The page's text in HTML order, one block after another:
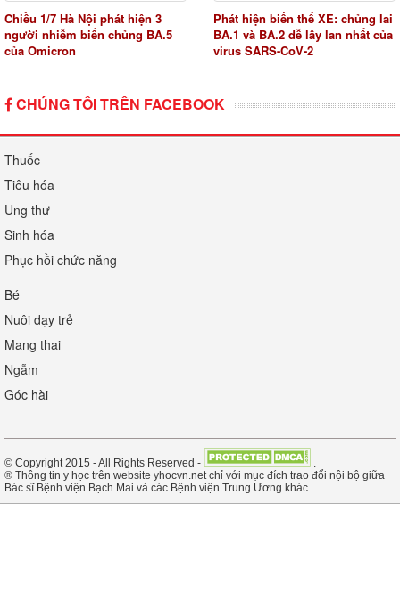
Chiều 1/7 Hà Nội phát hiện 3
người nhiễm biến chủng BA.5
của Omicron
Phát hiện biến thể XE: chủng lai
BA.1 và BA.2 dễ lây lan nhất của
virus SARS-CoV-2
CHÚNG TÔI TRÊN FACEBOOK
Thuốc
Tiêu hóa
Ung thư
Sinh hóa
Phục hồi chức năng
Bé
Nuôi dạy trẻ
Mang thai
Ngẫm
Góc hài
© Copyright 2015 - All Rights Reserved -
.
® Thông tin y học trên website yhocvn.net chỉ với mục đích trao đổi nội bộ giữa
Bác sĩ Bệnh viện Bạch Mai và các Bệnh viện Trung Ương khác.